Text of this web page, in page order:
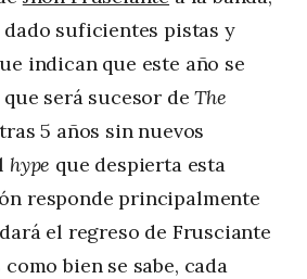
suficientes pistas y
indican que este año se
será sucesor de The
tras 5 años sin nuevos
hype que despierta esta
responde principalmente
el regreso de Frusciante
bien se sabe, cada